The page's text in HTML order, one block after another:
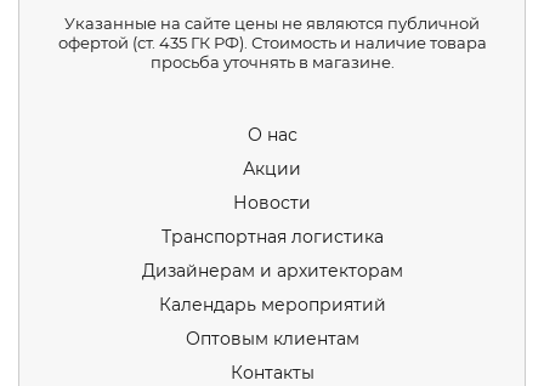
Указанные на сайте цены не являются публичной
офертой (ст. 435 ГК РФ). Стоимость и наличие товара
просьба уточнять в магазине.
О нас
Акции
Новости
Транспортная логистика
Дизайнерам и архитекторам
Календарь мероприятий
Оптовым клиентам
Контакты